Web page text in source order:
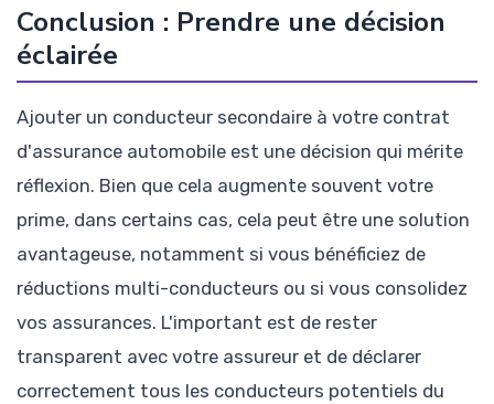
Conclusion : Prendre une décision
éclairée
Ajouter un conducteur secondaire à votre contrat
d'assurance automobile est une décision qui mérite
réflexion. Bien que cela augmente souvent votre
prime, dans certains cas, cela peut être une solution
avantageuse, notamment si vous bénéficiez de
réductions multi-conducteurs ou si vous consolidez
vos assurances. L'important est de rester
transparent avec votre assureur et de déclarer
correctement tous les conducteurs potentiels du